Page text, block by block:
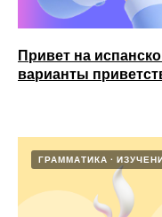
Привет на
варианты
ГРАММАТИКА